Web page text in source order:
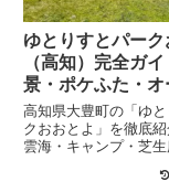
ゆとりすとパーク
（高知）完全ガ
景・ポケふた・オ
神社・ペット・ア
報
高知県大豊町の「ゆ
クおおとよ」を徹底紹
雲海・キャンプ・芝
で、実際に訪れた体